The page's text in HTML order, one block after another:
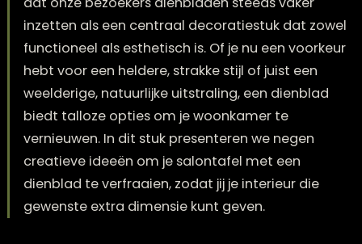
rust en overzicht, maar geeft je inrichting ook
persoonlijk accent. Bij Lounge Zwolle merken
dat onze bezoekers dienbladen steeds vaker
inzetten als een centraal decoratiestuk dat
functioneel als esthetisch is. Of je nu een
hebt voor een heldere, strakke stijl of juist een
weelderige, natuurlijke uitstraling, een
biedt talloze opties om je woonkamer te
vernieuwen. In dit stuk presenteren we negen